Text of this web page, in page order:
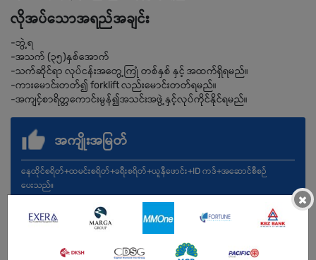
လိုအပ်သောအရည်အချင်း
-ဘွဲ့ရ
-အသက် (၃၅)နှစ်အောက်
-သက်ဆိုင်ရာ လုပ်ငန်းအတွေ့ကြုံ တစ်နှစ် နှင့် အထက်ရှိရမည်။
-ကားမောင်းတတ်၍ forklift လည်းမောင်းတတ်ရမည်။
-အကျင့်စာရိတ္တကောင်းမွန်၍အသင်းအဖွဲ့နှင့်လုပ်ကိုင်နိုင်ရမည်။
အကျိုးအမြတ်
နေထိုင်စရိတ်+ထမင်းစရိတ်+ခရီးစရိတ်+ယူနီဖောင်း+ID ကဒ်+အဆောင်စီစဉ်
ပေးသည်။
×